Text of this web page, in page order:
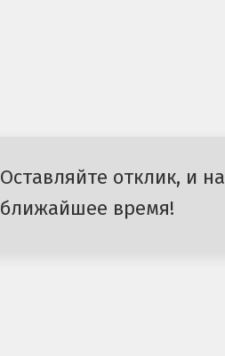
Оставляйте отклик, и
ближайшее время!